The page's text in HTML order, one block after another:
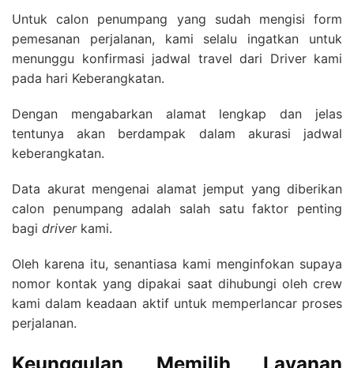
Untuk calon penumpang yang sudah mengisi form
pemesanan perjalanan, kami selalu ingatkan untuk
menunggu konfirmasi jadwal travel dari Driver kami
pada hari Keberangkatan.
Dengan mengabarkan alamat lengkap dan jelas
tentunya akan berdampak dalam akurasi jadwal
keberangkatan.
Data akurat mengenai alamat jemput yang diberikan
calon penumpang adalah salah satu faktor penting
bagi driverkami.
Oleh karena itu, senantiasa kami menginfokan supaya
nomor kontak yang dipakai saat dihubungi oleh crew
kami dalam keadaan aktif untuk memperlancar proses
perjalanan.